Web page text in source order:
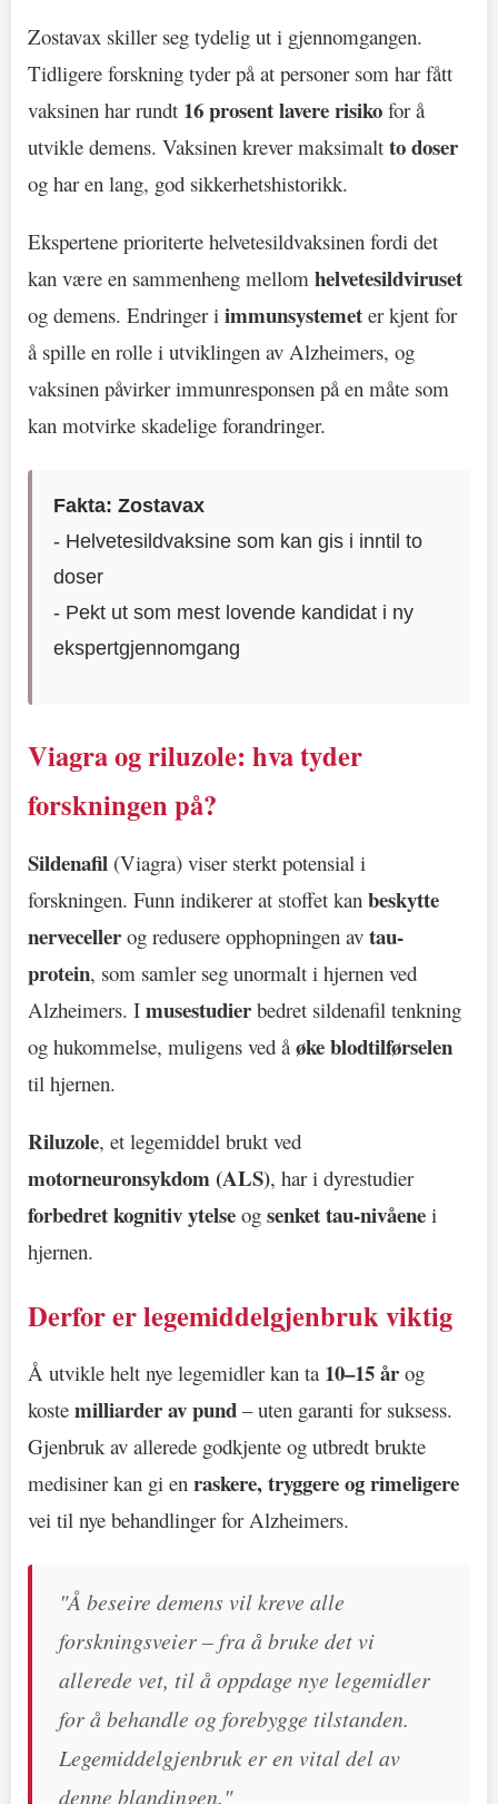
Zostavax skiller seg tydelig ut i gjennomgangen.
Tidligere forskning tyder på at personer som har fått
vaksinen har rundt 16 prosent lavere risiko for å
utvikle demens. Vaksinen krever maksimalt to doser
og har en lang, god sikkerhetshistorikk.
Ekspertene prioriterte helvetesildvaksinen fordi det
kan være en sammenheng mellom helvetesildviruset
og demens. Endringer i immunsystemet er kjent for
å spille en rolle i utviklingen av Alzheimers, og
vaksinen påvirker immunresponsen på en måte som
kan motvirke skadelige forandringer.
Fakta: Zostavax
- Helvetesildvaksine som kan gis i inntil to
doser
- Pekt ut som mest lovende kandidat i ny
ekspertgjennomgang
Viagra og riluzole: hva tyder
forskningen på?
Sildenafil (Viagra) viser sterkt potensial i
forskningen. Funn indikerer at stoffet kan beskytte
nerveceller og redusere opphopningen av tau-
protein, som samler seg unormalt i hjernen ved
Alzheimers. I musestudier bedret sildenafil tenkning
og hukommelse, muligens ved åøke blodtilførselen
til hjernen.
Riluzole, et legemiddel brukt ved
motorneuronsykdom (ALS), har i dyrestudier
forbedret kognitiv ytelse og senket tau-nivåene i
hjernen.
Derfor er legemiddelgjenbruk viktig
Å utvikle helt nye legemidler kan ta 10–15 år og
koste milliarder av pund – uten garanti for suksess.
Gjenbruk av allerede godkjente og utbredt brukte
medisiner kan gi en raskere, tryggere og rimeligere
vei til nye behandlinger for Alzheimers.
"Å beseire demens vil kreve alle
forskningsveier – fra å bruke det vi
allerede vet, til å oppdage nye legemidler
for å behandle og forebygge tilstanden.
Legemiddelgjenbruk er en vital del av
denne blandingen."